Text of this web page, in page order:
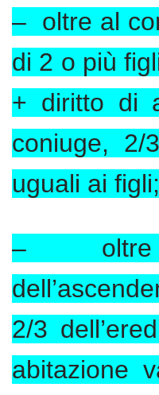
– oltre al
di 2 o più
+ diritto di
coniuge, 2/
uguali ai figli;
– oltre
2/3
abitazione